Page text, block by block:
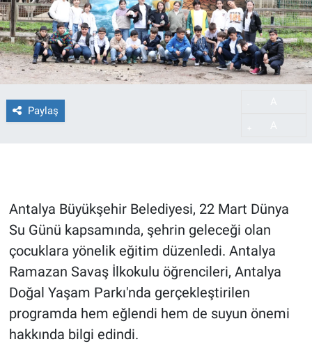
Paylaş
Antalya Büyükşehir Belediyesi, 22 Mart Dünya
Su Günü kapsamında, şehrin geleceği olan
çocuklara yönelik eğitim düzenledi. Antalya
Ramazan Savaş İlkokulu öğrencileri, Antalya
Doğal Yaşam Parkı'nda gerçekleştirilen
programda hem eğlendi hem de suyun önemi
hakkında bilgi edindi.